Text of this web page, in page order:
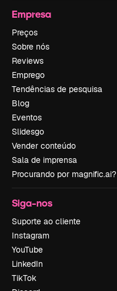
Empresa
Preços
Sobre nós
Reviews
Emprego
Tendências de pesquisa
Blog
Eventos
Slidesgo
Vender conteúdo
Sala de imprensa
Procurando por magnific.ai?
Siga-nos
Suporte ao cliente
Instagram
YouTube
LinkedIn
TikTok